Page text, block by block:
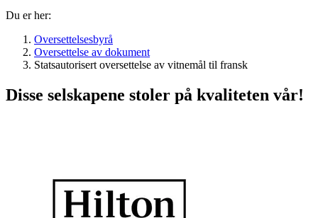
Du er her:
Oversettelsesbyrå
Oversettelse av dokument
Statsautorisert oversettelse av vitnemål til fransk
Disse selskapene stoler på kvaliteten vår!